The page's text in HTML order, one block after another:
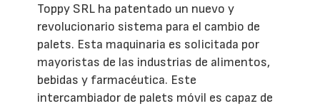
Toppy SRL ha patentado un nuevo y
revolucionario sistema para el cambio de
palets. Esta maquinaria es solicitada por
mayoristas de las industrias de alimentos,
bebidas y farmacéutica. Este
intercambiador de palets móvil es capaz de